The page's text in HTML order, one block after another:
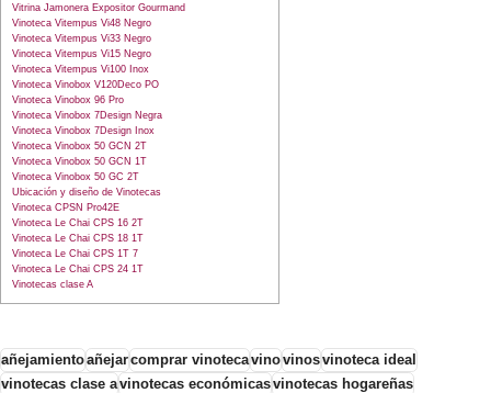
Vitrina Jamonera Expositor Gourmand
Vinoteca Vitempus Vi48 Negro
Vinoteca Vitempus Vi33 Negro
Vinoteca Vitempus Vi15 Negro
Vinoteca Vitempus Vi100 Inox
Vinoteca Vinobox V120Deco PO
Vinoteca Vinobox 96 Pro
Vinoteca Vinobox 7Design Negra
Vinoteca Vinobox 7Design Inox
Vinoteca Vinobox 50 GCN 2T
Vinoteca Vinobox 50 GCN 1T
Vinoteca Vinobox 50 GC 2T
Ubicación y diseño de Vinotecas
Vinoteca CPSN Pro42E
Vinoteca Le Chai CPS 16 2T
Vinoteca Le Chai CPS 18 1T
Vinoteca Le Chai CPS 1T 7
Vinoteca Le Chai CPS 24 1T
Vinotecas clase A
añejamientoañejarcomprar vinotecavinovinosvinoteca ideal
vinotecas clase avinotecas económicasvinotecas hogareñas